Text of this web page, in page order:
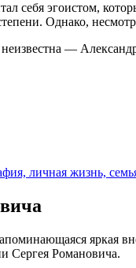
себя эгоистом,
Однако,
—
личная жизнь,
яркая
Сергея Романовича.